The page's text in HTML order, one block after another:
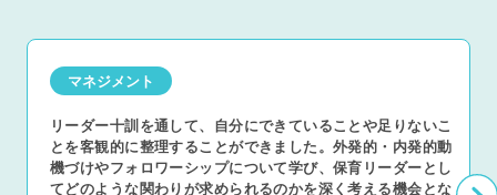
マネジメント
リーダー十訓を通して、自分にできていることや足りないこ
とを客観的に整理することができました。外発的・内発的動
機づけやフォロワーシップについて学び、保育リーダーとし
てどのような関わりが求められるのかを深く考える機会とな